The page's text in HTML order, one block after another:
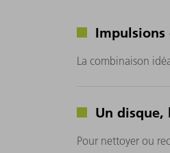
Impulsions
La combinaison
Un
Pour nettoyer ou